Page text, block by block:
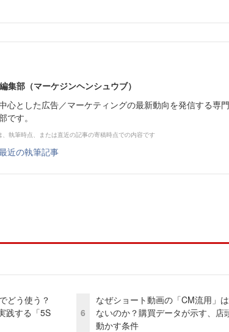
集部（マーケジンヘンシュウブ）
心とした広告／マーケティングの最新動向を発信する専
です。
執筆時点、または直近の記事の寄稿時点での内容です
近の執筆記事
どう使う？
践する「5S
6
なぜショート動画の「CM流用」
ないのか？購買データが示す、店
動かす条件